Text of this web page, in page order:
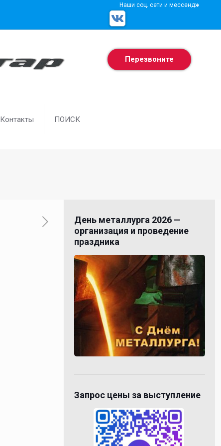
Наши соц. сети и мессенджеры
Контакты ПОИСК
Перезвоните
День металлурга 2026 —
организация и проведение
праздника
Запрос цены за выступление